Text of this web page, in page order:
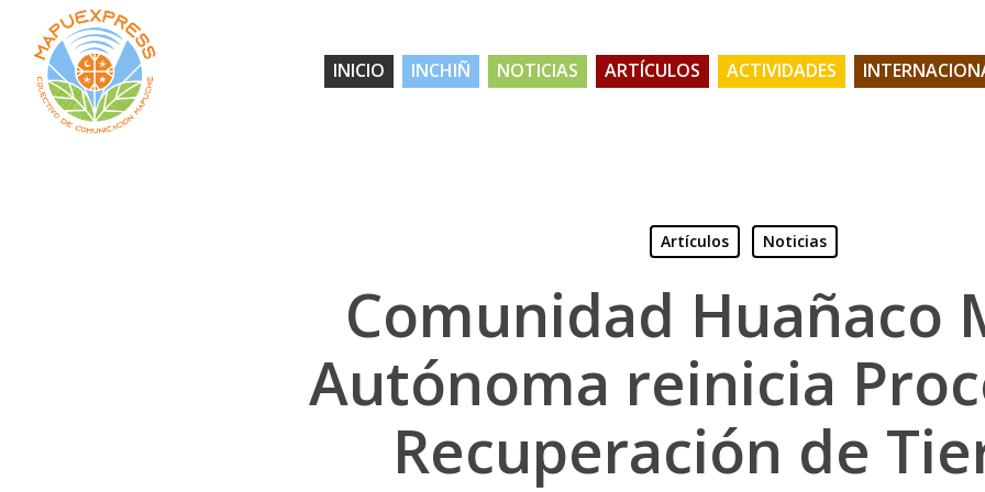
main
content
INICIO INCHIÑ NOTICIAS ARTÍCULOS ACTIVIDADES
Artículos Noticias
Comunidad Huañaco
Autónoma reinicia
Recuperación de